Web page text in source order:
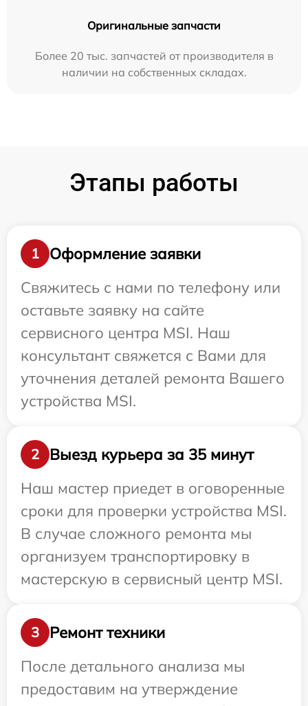
Оригинальные запчасти
Более 20 тыс. запчастей от производителя в
наличии на собственных складах.
Этапы работы
1
Оформление заявки
Свяжитесь с нами по телефону или
оставьте заявку на сайте
сервисного центра MSI. Наш
консультант свяжется с Вами для
уточнения деталей ремонта Вашего
устройства MSI.
2
Выезд курьера за 35 минут
Наш мастер приедет в оговоренные
сроки для проверки устройства MSI.
В случае сложного ремонта мы
организуем транспортировку в
мастерскую в сервисный центр MSI.
3
Ремонт техники
После детального анализа мы
предоставим на утверждение